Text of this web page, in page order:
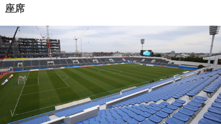
座席